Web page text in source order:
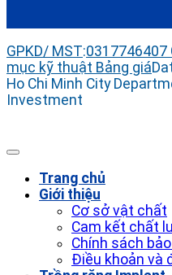
GPKD/ MST:0317746407
mục kỹ thuật Bảng giá
Ho Chi Minh City
Investment
Trang chủ
Giới thiệu
Cơ sở vật chất
Cam kết chất
Chính sách
Điều khoản và